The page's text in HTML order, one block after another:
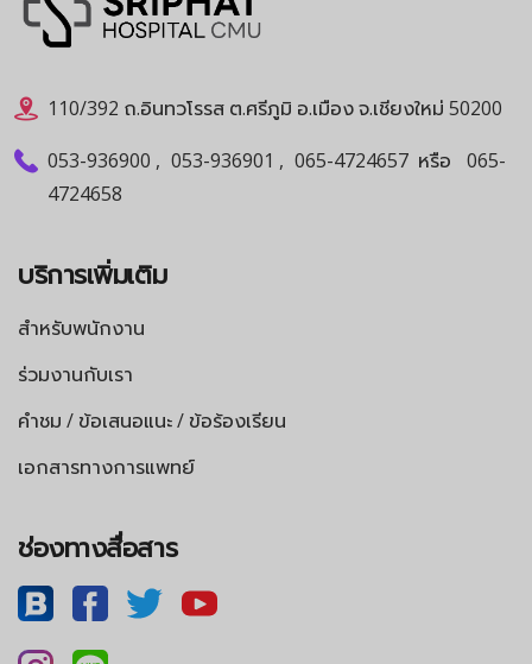
110/392 ถ.อินทวโรรส ต.ศรีภูมิ อ.เมือง จ.เชียงใหม่ 50200
053-936900 , 053-936901 , 065-4724657 หรือ
065-
4724658
บริการเพิ่มเติม
สำหรับพนักงาน
ร่วมงานกับเรา
คำชม / ข้อเสนอแนะ / ข้อร้องเรียน
เอกสารทางการแพทย์
ช่องทางสื่อสาร